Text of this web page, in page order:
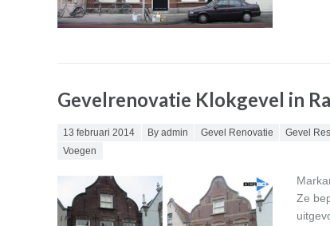
Gevelrenovatie Klokgevel in
Posted on
13 februari 2014 By admin Gevel Renovatie Gevel
Voegen
Ze